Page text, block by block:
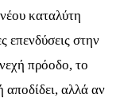
καταλύτη
επενδύσεις στην
πρόοδο, το
αποδίδει, αλλά αν